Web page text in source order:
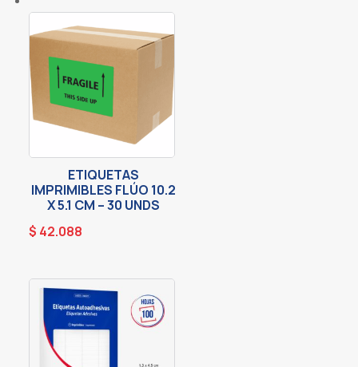
ETIQUETAS
IMPRIMIBLES FLÚO 10.2
X 5.1 CM – 30 UNDS
$ 42.088